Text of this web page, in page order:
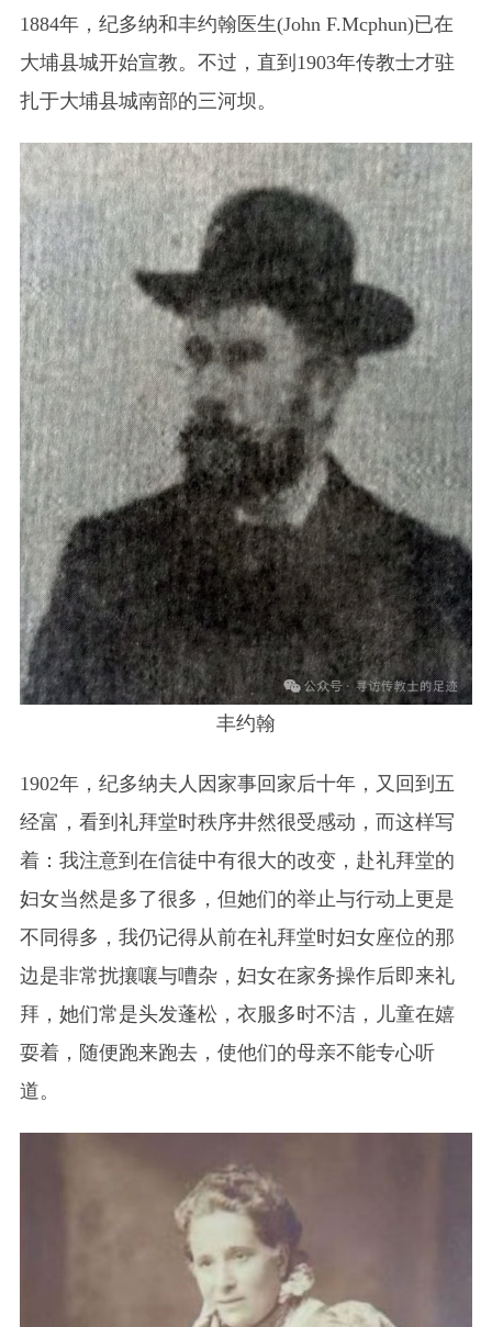
1884年，纪多纳和丰约翰医生(John F.Mcphun)已在
大埔县城开始宣教。不过，直到1903年传教士才驻
扎于大埔县城南部的三河坝。
丰约翰
1902年，纪多纳夫人因家事回家后十年，又回到五
经富，看到礼拜堂时秩序井然很受感动，而这样写
着：我注意到在信徒中有很大的改变，赴礼拜堂的
妇女当然是多了很多，但她们的举止与行动上更是
不同得多，我仍记得从前在礼拜堂时妇女座位的那
边是非常扰攘嚷与嘈杂，妇女在家务操作后即来礼
拜，她们常是头发蓬松，衣服多时不洁，儿童在嬉
耍着，随便跑来跑去，使他们的母亲不能专心听
道。